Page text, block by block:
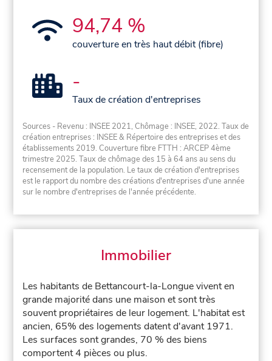
94,74 %
couverture en très haut débit (fibre)
-
Taux de création d'entreprises
Sources - Revenu : INSEE 2021, Chômage : INSEE, 2022. Taux de
création entreprises : INSEE & Répertoire des entreprises et des
établissements 2019. Couverture fibre FTTH : ARCEP 4ème
trimestre 2025. Taux de chômage des 15 à 64 ans au sens du
recensement de la population. Le taux de création d'entreprises
est le rapport du nombre des créations d'entreprises d'une année
sur le nombre d'entreprises de l'année précédente.
Immobilier
Les habitants de Bettancourt-la-Longue vivent en
grande majorité dans une maison et sont très
souvent propriétaires de leur logement. L'habitat est
ancien, 65% des logements datent d'avant 1971.
Les surfaces sont grandes, 70 % des biens
comportent 4 pièces ou plus.